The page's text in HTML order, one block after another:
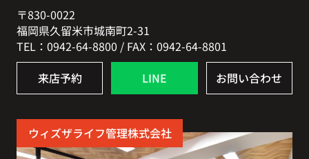
〒830-0022
福岡県久留米市城南町2-31
TEL：0942-64-8800 / FAX：0942-64-8801
来店予約 LINE お問い合わせ
ウィズザライフ管理株式会社